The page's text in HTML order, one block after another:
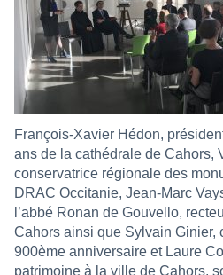
François-Xavier Hédon,
ans de la cathédrale de Cahors,
conservatrice régionale des
DRAC Occitanie, Jean-Marc
l’abbé Ronan de Gouvello,
Cahors ainsi que Sylvain Ginier,
900ème anniversaire et Laure
patrimoine à la ville de Cahors,